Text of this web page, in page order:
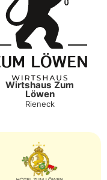
Wirtshaus Zum
Löwen
Rieneck